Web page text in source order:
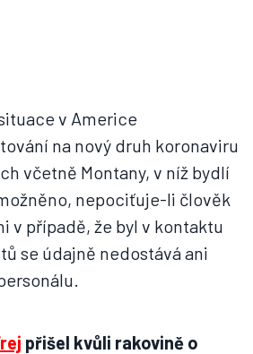
v Americe
na nový druh koronaviru
včetně Montany, v níž bydlí
nepociťuje-li člověk
v případě, že byl v kontaktu
se údajně nedostává ani
přišel kvůli rakovině o